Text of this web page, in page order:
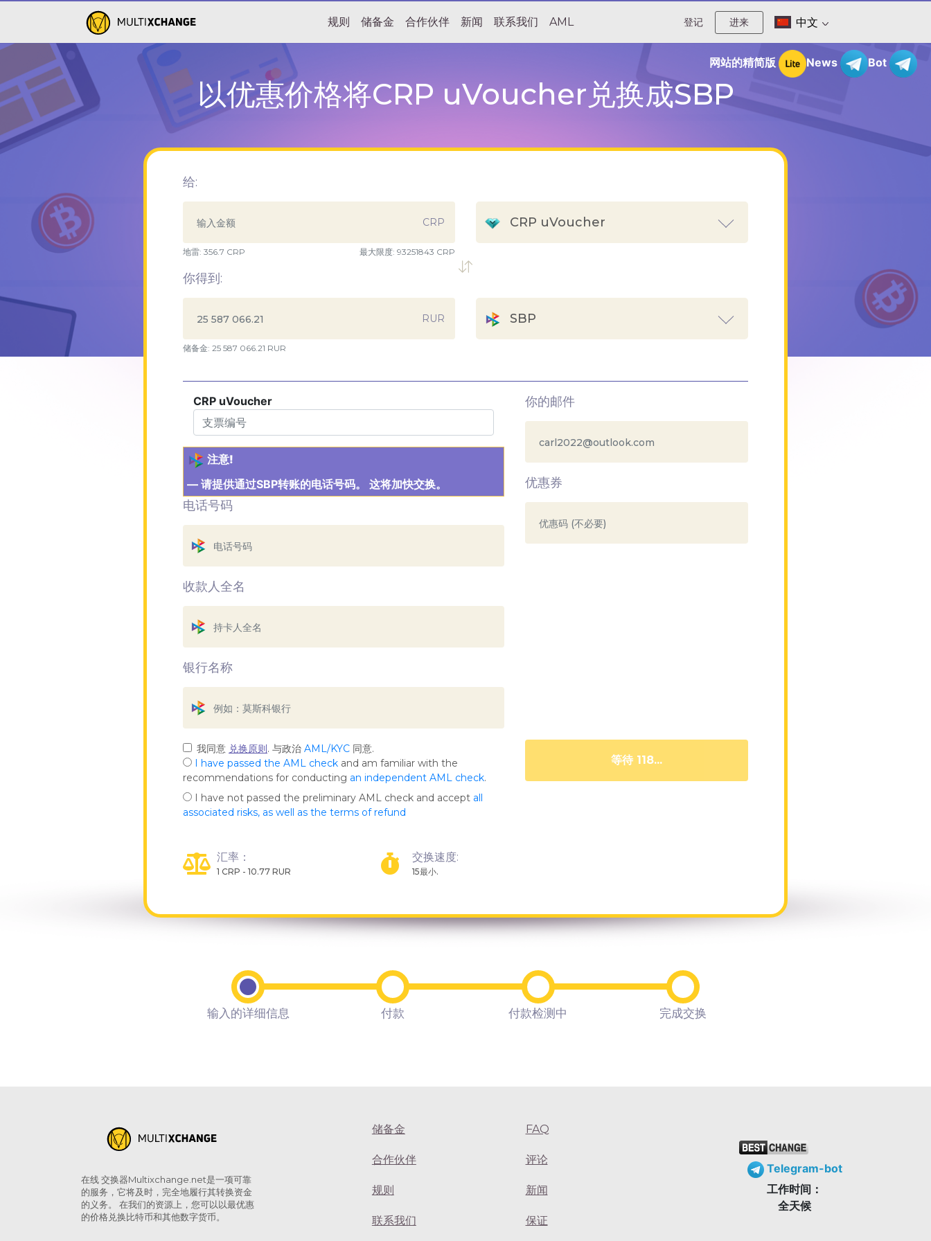
规则 储备金 合作伙伴 新闻 联系我们 AML 登记 进来 中文
网站的精简版 News Bot
以优惠价格将CRP uVoucher兑换成SBP
给:
CRP
地雷: 356.7 CRP 最大限度: 93251843 CRP
CRP uVoucher
你得到:
RUR
储备金: 25 587 066.21 RUR
SBP
CRP uVoucher
注意!
— 请提供通过SBP转账的电话号码。 这将加快交换。
电话号码
收款人全名
银行名称
你的邮件
优惠券
我同意 兑换原则 . 与政治 AML/KYC 同意.
I have passed the AML check and am familiar with the
recommendations for conducting an independent AML check.
I have not passed the preliminary AML check and accept all
associated risks, as well as the terms of refund
等待 109...
汇率：
1 CRP - 10.77 RUR
交换速度:
15最小.
输入的详细信息 付款 付款检测中 完成交换
在线 交换器Multixchange.net是一项可靠
的服务，它将及时，完全地履行其转换资金
的义务。 在我们的资源上，您可以以最优惠
的价格兑换比特币和其他数字货币。
储备金
合作伙伴
规则
联系我们
FAQ
评论
新闻
保证
Telegram-bot
工作时间：
全天候